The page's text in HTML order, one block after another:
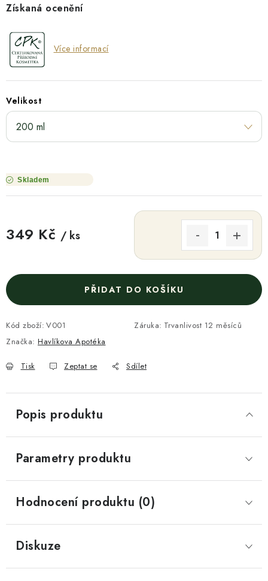
Získaná ocenění
Více informací
Velikost
Skladem
349 Kč / ks
PŘIDAT DO KOŠÍKU
Kód zboží: V001 Záruka: Trvanlivost 12 měsíců
Značka: Havlíkova Apotéka
Tisk Zeptat se Sdílet
Popis produktu
Parametry produktu
Hodnocení produktu (0)
Diskuze